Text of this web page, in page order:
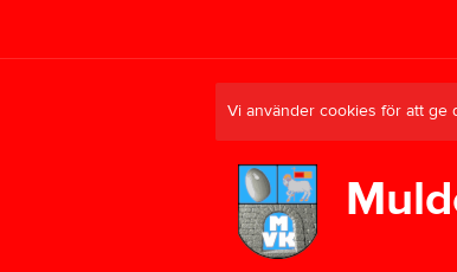
Vi använder cookies för att ge